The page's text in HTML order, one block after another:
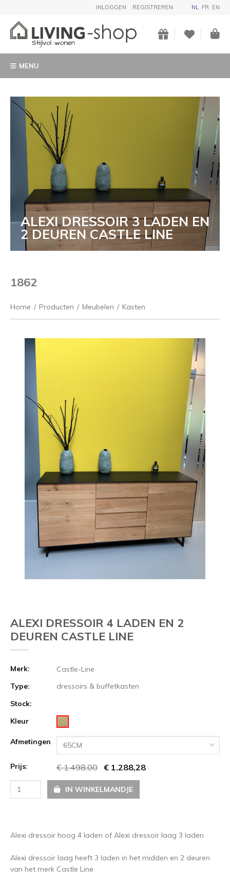
INLOGGEN REGISTREREN NL FR EN
MENU
ALEXI DRESSOIR 3 LADEN EN
2 DEUREN CASTLE LINE
1862
Home / Producten / Meubelen / Kasten
ALEXI DRESSOIR 4 LADEN EN 2
DEUREN CASTLE LINE
Merk:
Castle-Line
Type:
dressoirs & buffetkasten
Stock:
Kleur
Afmetingen 65CM
Prijs: € 1.498,00 € 1.288,28
IN WINKELMANDJE
Alexi dressoir hoog 4 laden of Alexi dressoir laag 3 laden
Alexi dressoir laag heeft 3 laden in het midden en 2 deuren
van het merk Castle Line